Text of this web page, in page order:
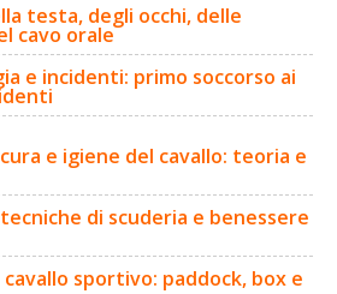
testa, degli occhi, delle
cavo orale
e incidenti: primo soccorso ai
e igiene del cavallo: teoria e
di scuderia e benessere
sportivo: paddock, box e